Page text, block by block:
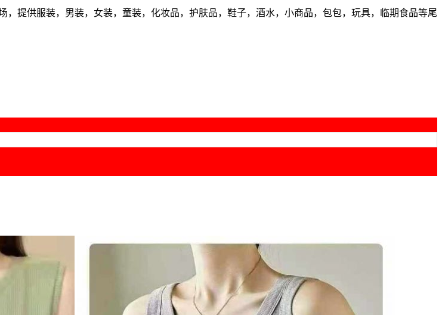
提供服装，男装，女装，童装，化妆品，护肤品，鞋子，酒水，小商品，包包，玩具，临期食品等尾